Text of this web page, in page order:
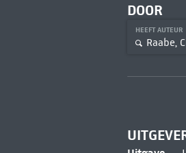
DOOR
HEEFT AUTEUR
Raabe,